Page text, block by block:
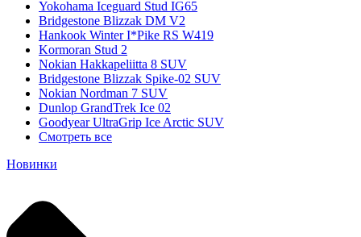
Yokohama Iceguard Stud IG65
Bridgestone Blizzak DM V2
Hankook Winter I*Pike RS W419
Kormoran Stud 2
Nokian Hakkapeliitta 8 SUV
Bridgestone Blizzak Spike-02 SUV
Nokian Nordman 7 SUV
Dunlop GrandTrek Ice 02
Goodyear UltraGrip Ice Arctic SUV
Смотреть все
Новинки